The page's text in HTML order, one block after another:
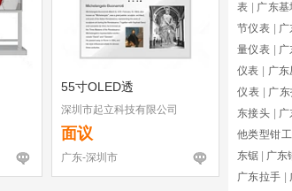
55寸OLED透
深圳市起立科技有限公司
面议
广东-深圳市
表
广东
节仪表
量仪表
仪表
广
仪表
广
东接头
他类型钳
东锯
广东
广东拉手